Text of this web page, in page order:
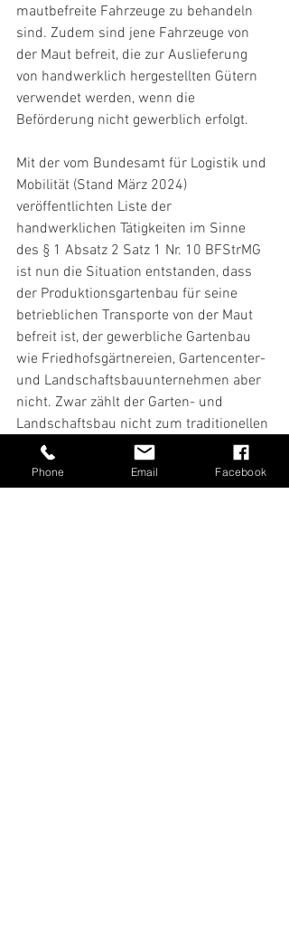
mautbefreite Fahrzeuge zu behandeln
sind. Zudem sind jene Fahrzeuge von
der Maut befreit, die zur Auslieferung
von handwerklich hergestellten Gütern
verwendet werden, wenn die
Beförderung nicht gewerblich erfolgt.
Mit der vom Bundesamt für Logistik und
Mobilität (Stand März 2024)
veröffentlichten Liste der
handwerklichen Tätigkeiten im Sinne
des § 1 Absatz 2 Satz 1 Nr. 10 BFStrMG
ist nun die Situation entstanden, dass
der Produktionsgartenbau für seine
betrieblichen Transporte von der Maut
befreit ist, der gewerbliche Gartenbau
wie Friedhofsgärtnereien, Gartencenter-
und Landschaftsbauunternehmen aber
nicht. Zwar zählt der Garten- und
Landschaftsbau nicht zum traditionellen
Handwerk im Sinne der
Handwerksordnung, die Betriebe führen
aber mit dem Bau und der Pflege z.B.
Phone Email Facebook